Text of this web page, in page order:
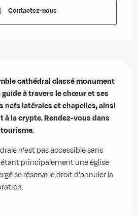
Contactez-nous
cathédral classé monument
à travers le chœur et ses
nefs latérales et chapelles, ainsi
à la crypte. Rendez-vous dans
n'est pas accessible sans
principalement une église
se réserve le droit d'annuler la